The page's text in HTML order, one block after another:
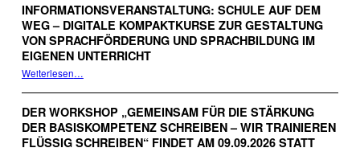
INFORMATIONSVERANSTALTUNG: SCHULE AUF DEM
WEG – DIGITALE KOMPAKTKURSE ZUR GESTALTUNG
VON SPRACHFÖRDERUNG UND SPRACHBILDUNG IM
EIGENEN UNTERRICHT
Weiterlesen“Informationsveranstaltung: Schule auf dem Weg – digitale Kompaktkurse zur Gestaltung von Sprachförderung und Sprachbildung im eigenen Unterricht”
…
DER WORKSHOP „GEMEINSAM FÜR DIE STÄRKUNG
DER BASISKOMPETENZ SCHREIBEN – WIR TRAINIEREN
FLÜSSIG SCHREIBEN“ FINDET AM 09.09.2026 STATT